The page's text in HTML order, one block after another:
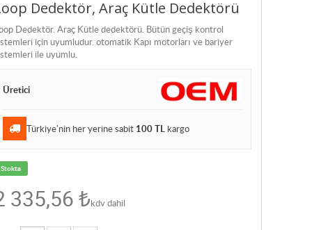
Dedektör, Araç Kütle Dedektörü
Dedektör. Araç Kütle dedektörü. Bütün geçiş kontrol
için uyumludur. otomatik Kapı motorları ve bariyer
ile uyumlu.
Üretici
Türkiye'nin her yerine sabit 100 TL kargo
Stokta
335,56 ₺kdv dahil